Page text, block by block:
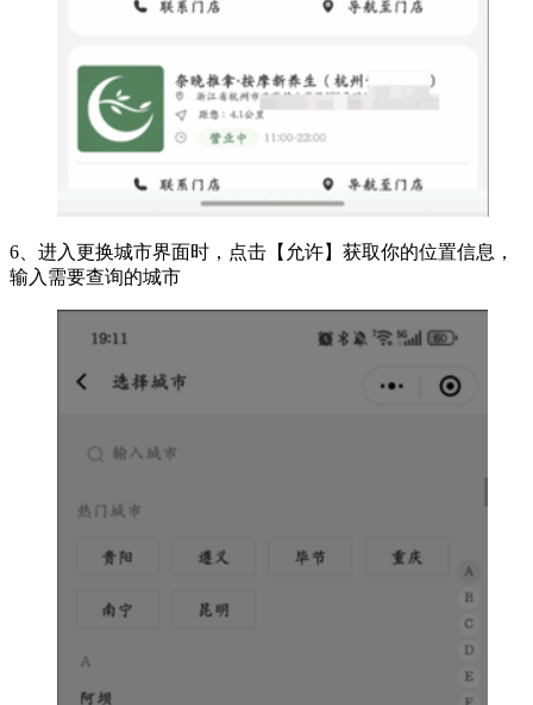
6、进入更换城市界面时，点击【允许】获取你的位置信息，
输入需要查询的城市